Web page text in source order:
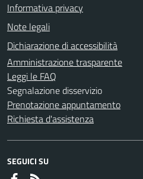
Informativa privacy
Note legali
Dichiarazione di accessibilità
Amministrazione trasparente
Leggi le FAQ
Segnalazione disservizio
Prenotazione appuntamento
Richiesta d'assistenza
SEGUICI SU